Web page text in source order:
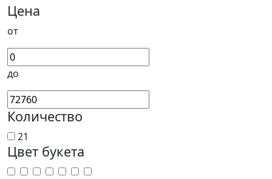
Цена
от
до
Количество
21
Цвет букета